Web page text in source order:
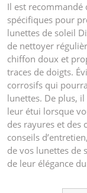
Il est recommandé
spécifiques pour
lunettes de soleil
de nettoyer
chiffon doux et
traces de doigts.
corrosifs qui
lunettes. De plus,
leur étui lorsque
des rayures et des
conseils
de vos lunettes de
de leur élégance